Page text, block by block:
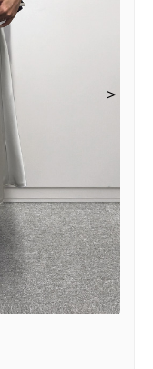
＞
＞
＞
＞
＞